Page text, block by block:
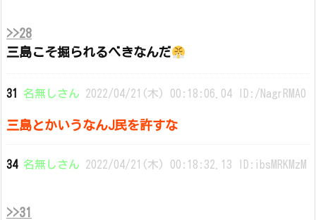
>>28
三島こそ掘られるべきなんだ
31 名無しさん 2022/04/21(木) 00:18:06.04 ID:/NagrRMA0
三島とかいうなんJ民を許すな
34 名無しさん 2022/04/21(木) 00:18:32.13 ID:ibsMRKMzM
>>31